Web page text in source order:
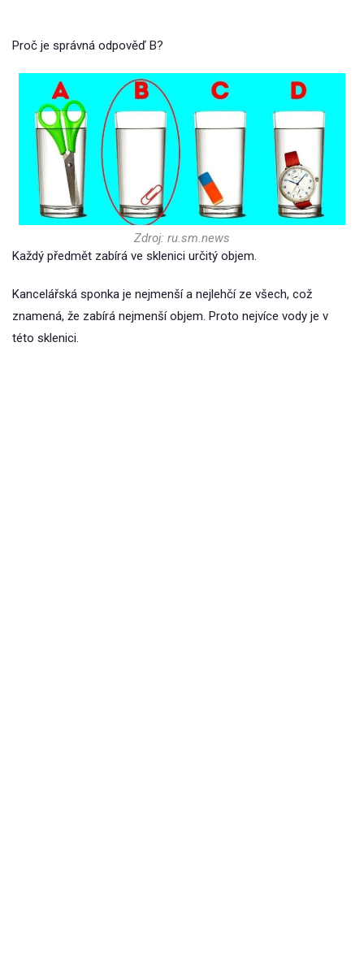
Proč je správná odpověď B?
Zdroj: ru.sm.news
Každý předmět zabírá ve sklenici určitý objem.
Kancelářská sponka je nejmenší a nejlehčí ze všech, což
znamená, že zabírá nejmenší objem. Proto nejvíce vody je v
této sklenici.